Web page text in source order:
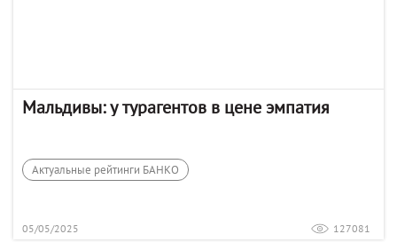
Мальдивы: у турагентов в цене эмпатия
Актуальные рейтинги БАНКО
05/05/2025 127081